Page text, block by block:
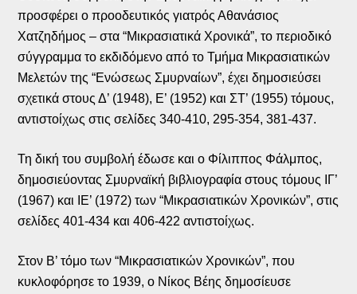
προσφέρει ο προοδευτικός γιατρός Αθανάσιος
Χατζηδήμος – στα “Μικρασιατικά Χρονικά”, το περιοδικό
σύγγραμμα το εκδιδόμενο από το Τμήμα Μικρασιατικών
Μελετών της “Ενώσεως Σμυρναίων”, έχει δημοσιεύσει
σχετικά στους Δ’ (1948), Ε’ (1952) και ΣΤ’ (1955) τόμους,
αντιστοίχως στις σελίδες 340-410, 295-354, 381-437.
Τη δική του συμβολή έδωσε και ο Φίλιππος Φάλμπος,
δημοσιεύοντας Σμυρναϊκή βιβλιογραφία στους τόμους ΙΓ’
(1967) και ΙΕ’ (1972) των “Μικρασιατικών Χρονικών”, στις
σελίδες 401-434 και 406-422 αντιστοίχως.
Στον Β’ τόμο των “Μικρασιατικών Χρονικών”, που
κυκλοφόρησε το 1939, ο Νίκος Βέης δημοσίευσε